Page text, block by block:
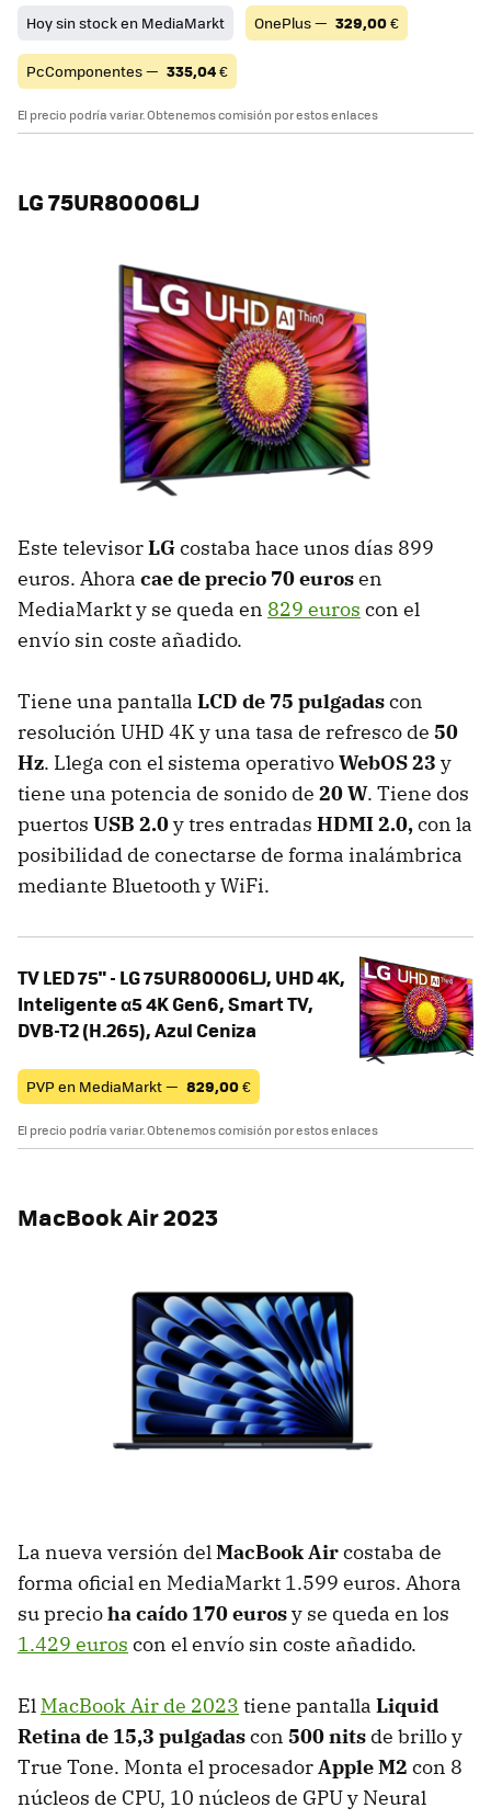
Hoy sin stock en MediaMarkt OnePlus — 329,00€
PcComponentes — 335,04€
El precio podría variar. Obtenemos comisión por estos enlaces
LG 75UR80006LJ
Este televisorLGcostaba hace unos días 899
euros. Ahora cae de precio 70 eurosen
MediaMarkt y se queda en 829 euros con el
envío sin coste añadido.
Tiene una pantalla LCD de 75 pulgadascon
resolución UHD 4K y una tasa de refresco de 50
Hz. Llega con el sistema operativoWebOS 23 y
tiene una potencia de sonido de 20 W. Tiene dos
puertos USB 2.0y tres entradas HDMI 2.0,con la
posibilidad de conectarse de forma inalámbrica
mediante Bluetooth y WiFi.
TV LED 75" - LG 75UR80006LJ, UHD 4K,
Inteligente α5 4K Gen6, Smart TV,
DVB-T2 (H.265), Azul Ceniza
PVP en MediaMarkt — 829,00€
El precio podría variar. Obtenemos comisión por estos enlaces
MacBook Air 2023
La nueva versión delMacBook Aircostaba de
forma oficial en MediaMarkt 1.599 euros. Ahora
su precioha caído 170 eurosy se queda en los
1.429 euros con el envío sin coste añadido.
El MacBook Air de 2023 tiene pantalla Liquid
Retina de 15,3 pulgadascon 500 nits de brillo y
True Tone. Monta el procesadorApple M2 con 8
núcleos de CPU, 10 núcleos de GPU y Neural